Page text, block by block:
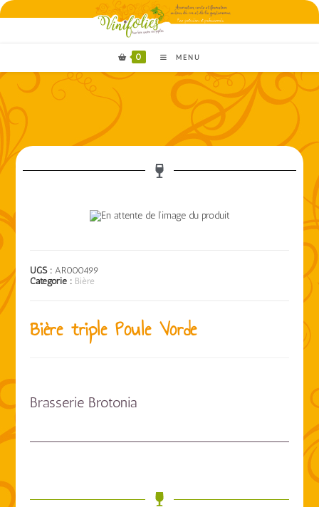
0 MENU
UGS :AR000499
Catégorie : Bière
Bière triple Poule Vorde
Brasserie Brotonia